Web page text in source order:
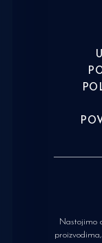
Nastojimo